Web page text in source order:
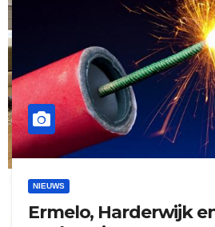
word vrijwilliger (1)
ruitengaparket
NIEUWS
Ermelo, Harderwijk